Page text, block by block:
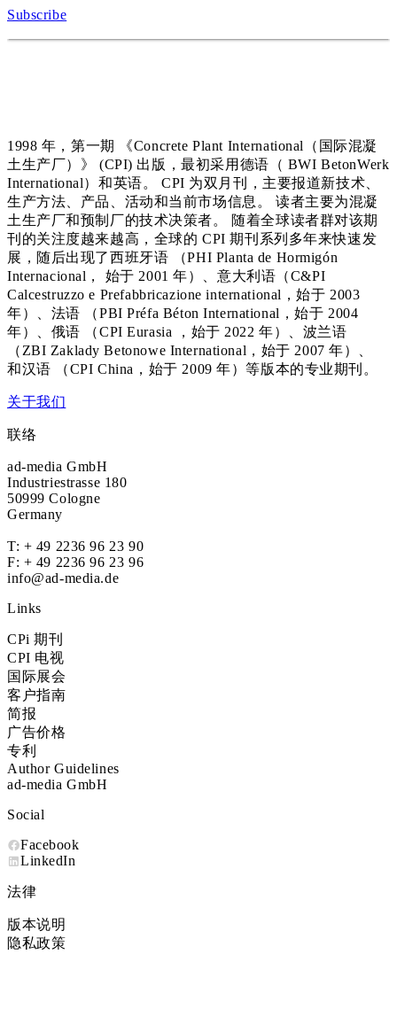
Subscribe
1998 年，第一期 《Concrete Plant International（国际混凝
土生产厂）》 (CPI) 出版，最初采用德语（ BWI BetonWerk
International）和英语。 CPI 为双月刊，主要报道新技术、
生产方法、产品、活动和当前市场信息。 读者主要为混凝
土生产厂和预制厂的技术决策者。 随着全球读者群对该期
刊的关注度越来越高，全球的 CPI 期刊系列多年来快速发
展，随后出现了西班牙语 （PHI Planta de Hormigón
Internacional， 始于 2001 年）、意大利语（C&PI
Calcestruzzo e Prefabbricazione international，始于 2003
年）、法语 （PBI Préfa Béton International，始于 2004
年）、俄语 （CPI Eurasia ，始于 2022 年）、波兰语
（ZBI Zaklady Betonowe International，始于 2007 年）、
和汉语 （CPI China，始于 2009 年）等版本的专业期刊。
关于我们
联络
ad-media GmbH
Industriestrasse 180
50999 Cologne
Germany
T: + 49 2236 96 23 90
F: + 49 2236 96 23 96
info@ad-media.de
Links
CPi 期刊
CPI 电视
国际展会
客户指南
简报
广告价格
专利
Author Guidelines
ad-media GmbH
Social
Facebook
LinkedIn
法律
版本说明
隐私政策